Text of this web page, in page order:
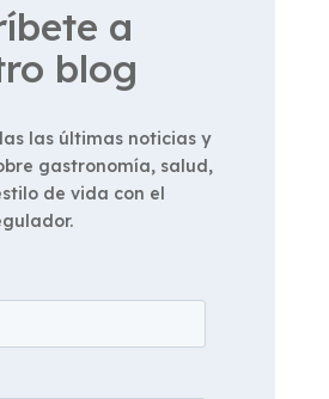
a
blog
las últimas noticias y
gastronomía, salud,
de vida con el